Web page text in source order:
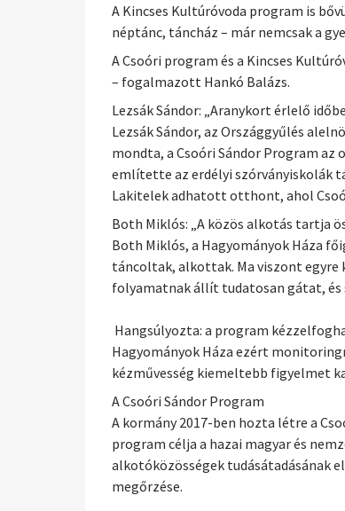
A Kincses Kultúróvoda program is
néptánc, táncház – már nemcsak a
A Csoóri program és a Kincses
– fogalmazott Hankó Balázs.
Lezsák Sándor: „Aranykort érlelő
Lezsák Sándor, az Országgyűlés
mondta, a Csoóri Sándor Program az
említette az erdélyi szórványiskolák
Lakitelek adhatott otthont, ahol
Both Miklós: „A közös alkotás tartja
Both Miklós, a Hagyományok Háza
táncoltak, alkottak. Ma viszont egyre
folyamatnak állít tudatosan gátat, és
Hangsúlyozta: a program
Hagyományok Háza ezért
kézművesség kiemeltebb figyelmet
A Csoóri Sándor Program
A kormány 2017-ben hozta létre a
program célja a hazai magyar és
alkotóközösségek tudásátadásának
megőrzése.